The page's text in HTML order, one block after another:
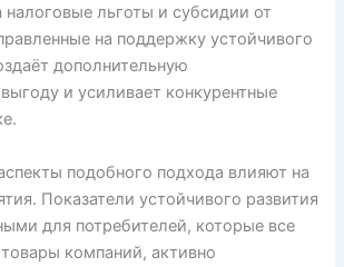
налоговые льготы и субсидии от
на поддержку устойчивого
дополнительную
и усиливает конкурентные
подобного подхода влияют на
Показатели устойчивого развития
для потребителей, которые все
компаний, активно